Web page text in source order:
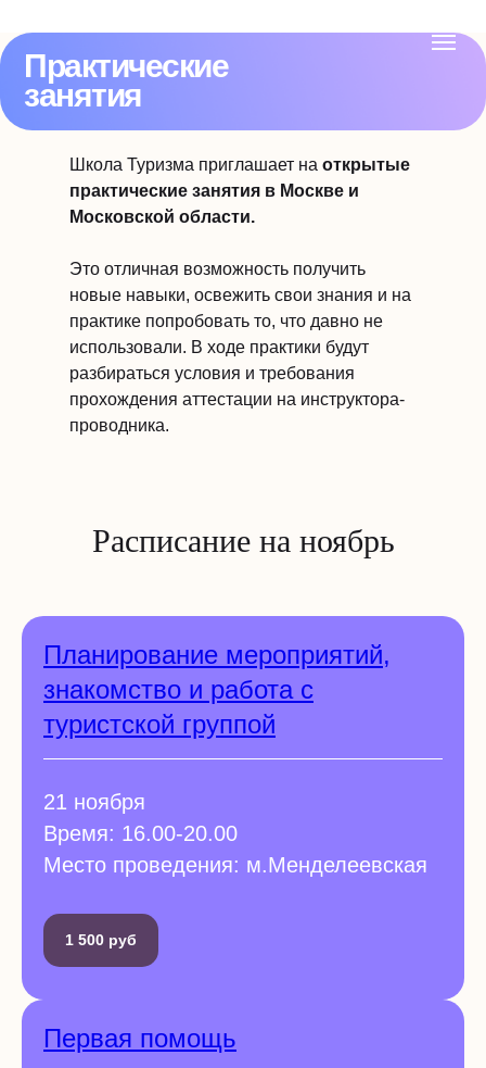
Практические
занятия
Школа Туризма приглашает на открытые
практические занятия в Москве и
Московской области.
Это отличная возможность получить
новые навыки, освежить свои знания и на
практике попробовать то, что давно не
использовали. В ходе практики будут
разбираться условия и требования
прохождения аттестации на инструктора-
проводника.
Расписание на ноябрь
Планирование мероприятий,
знакомство и работа с
туристской группой
21 ноября
Время: 16.00-20.00
Место проведения: м.Менделеевская
1 500 руб
Первая помощь